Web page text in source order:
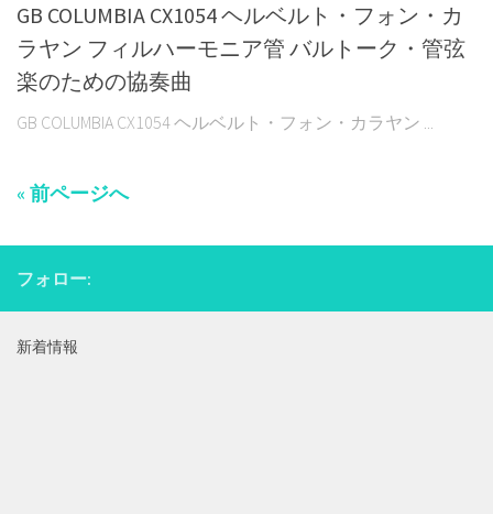
GB COLUMBIA CX1054 ヘルベルト・フォン・カ
ラヤン フィルハーモニア管 バルトーク・管弦
楽のための協奏曲
GB COLUMBIA CX1054 ヘルベルト・フォン・カラヤン ...
« 前ページへ
フォロー:
新着情報